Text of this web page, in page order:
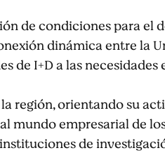
de condiciones para el
dinámica entre la
de I+D a las necesidades
región, orientando su
mundo empresarial de
de